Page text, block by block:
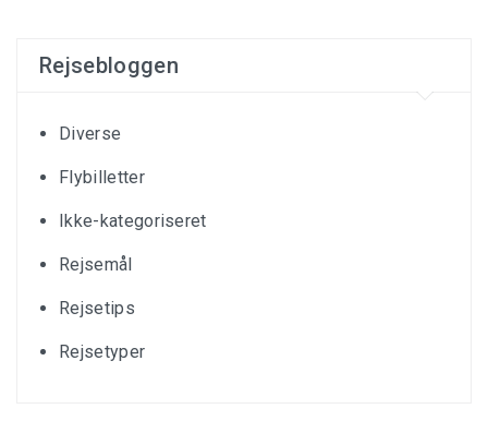
Rejsebloggen
Diverse
Flybilletter
Ikke-kategoriseret
Rejsemål
Rejsetips
Rejsetyper